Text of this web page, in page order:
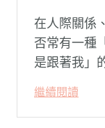
在人際關係
否常有一種
是跟著我」
卻演變成兩
繼續閱讀